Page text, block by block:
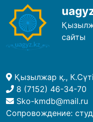
сайты
Қызылжар қ.,
8 (7152) 46-34-70
Sko-kmdb@mail.ru
Сопровождение: